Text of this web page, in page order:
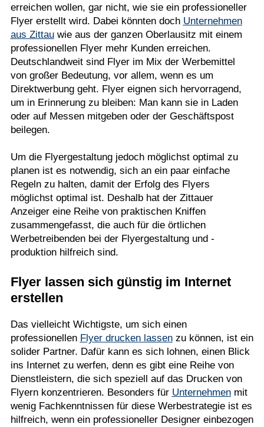
erreichen wollen, gar nicht, wie sie ein professioneller
Flyer erstellt wird. Dabei könnten doch Unternehmen
aus Zittauwie aus der ganzen Oberlausitz mit einem
professionellen Flyer mehr Kunden erreichen.
Deutschlandweit sind Flyer im Mix der Werbemittel
von großer Bedeutung, vor allem, wenn es um
Direktwerbung geht. Flyer eignen sich hervorragend,
um in Erinnerung zu bleiben: Man kann sie in Laden
oder auf Messen mitgeben oder der Geschäftspost
beilegen.
Um die Flyergestaltung jedoch möglichst optimal zu
planen ist es notwendig, sich an ein paar einfache
Regeln zu halten, damit der Erfolg des Flyers
möglichst optimal ist. Deshalb hat der Zittauer
Anzeiger eine Reihe von praktischen Kniffen
zusammengefasst, die auch für die örtlichen
Werbetreibenden bei der Flyergestaltung und -
produktion hilfreich sind.
Flyer lassen sich günstig im Internet
erstellen
Das vielleicht Wichtigste, um sich einen
professionellen Flyer drucken lassenzu können, ist ein
solider Partner. Dafür kann es sich lohnen, einen Blick
ins Internet zu werfen, denn es gibt eine Reihe von
Dienstleistern, die sich speziell auf das Drucken von
Flyern konzentrieren. Besonders für Unternehmenmit
wenig Fachkenntnissen für diese Werbestrategie ist es
hilfreich, wenn ein professioneller Designer einbezogen